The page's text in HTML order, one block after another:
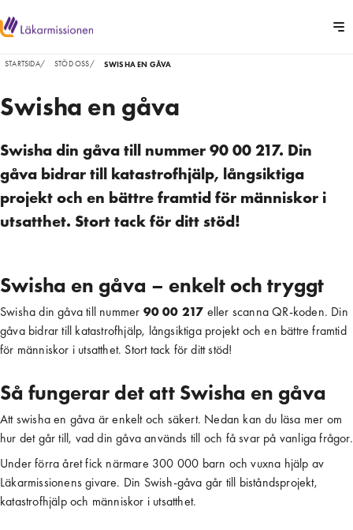
STARTSIDA/ STÖD OSS/ SWISHA EN GÅVA
Swisha en gåva
Swisha din gåva till nummer 90 00 217. Din
gåva bidrar till katastrofhjälp, långsiktiga
projekt och en bättre framtid för människor i
utsatthet. Stort tack för ditt stöd!
Swisha en gåva – enkelt och tryggt
Swisha din gåva till nummer 90 00 217 eller scanna QR-koden. Din
gåva bidrar till katastrofhjälp, långsiktiga projekt och en bättre framtid
för människor i utsatthet. Stort tack för ditt stöd!
Så fungerar det att Swisha en gåva
Att swisha en gåva är enkelt och säkert. Nedan kan du läsa mer om
hur det går till, vad din gåva används till och få svar på vanliga frågor.
Under förra året fick närmare 300 000 barn och vuxna hjälp av
Läkarmissionens givare. Din Swish-gåva går till biståndsprojekt,
katastrofhjälp och människor i utsatthet.